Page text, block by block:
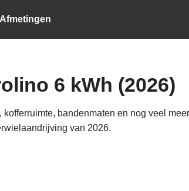
Afmetingen
6 kWh (2026)
bandenmaten en nog veel
van 2026.